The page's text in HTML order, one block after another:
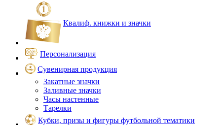
Квалиф. книжки и значки
Персонализация
Сувенирная продукция
Закатные значки
Заливные значки
Часы настенные
Тарелки
Кубки, призы и фигуры футбольной тематики